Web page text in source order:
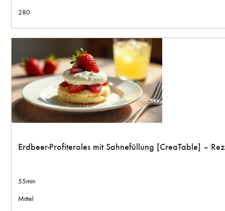
280
Erdbeer-Profiteroles mit Sahnefüllung [CreaTable] –
55min
Mittel